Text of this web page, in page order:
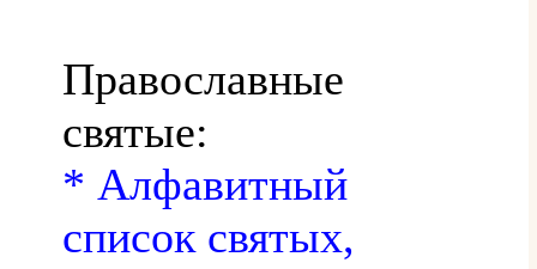
Православные
святые:
* Алфавитный
список святых,